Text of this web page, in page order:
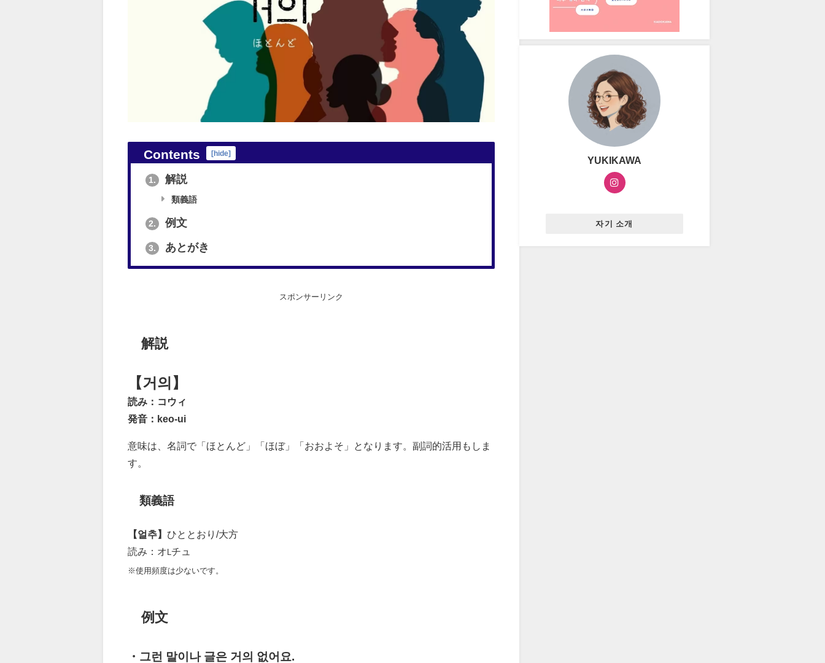
Contents [hide]
1. 解説
類義語
2. 例文
3. あとがき
スポンサーリンク
解説
【거의】
読み：コウィ
発音：keo-ui
意味は、名詞で「ほとんど」「ほぼ」「おおよそ」となります。副詞的活用もしま
す。
類義語
【얼추】 ひととおり/大方
読み：オ チュ
※使用頻度は少ないです。
例文
・그런 말이나 글은 거의 없어요.
YUKIKAWA
자기 소개